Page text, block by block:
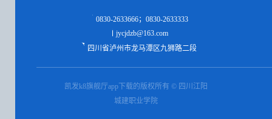
0830-2633666；0830-2633333
jycjdzb@163.com
四川省泸州市龙马潭区九狮路二段
凯发k8旗舰厅app下载的版权所有 © 四川江阳
城建职业学院